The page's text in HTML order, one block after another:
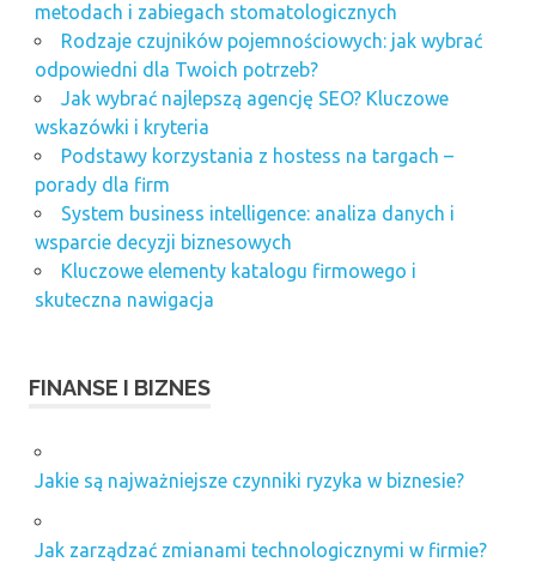
metodach i zabiegach stomatologicznych
Rodzaje czujników pojemnościowych: jak wybrać
odpowiedni dla Twoich potrzeb?
Jak wybrać najlepszą agencję SEO? Kluczowe
wskazówki i kryteria
Podstawy korzystania z hostess na targach –
porady dla firm
System business intelligence: analiza danych i
wsparcie decyzji biznesowych
Kluczowe elementy katalogu firmowego i
skuteczna nawigacja
FINANSE I BIZNES
Jakie są najważniejsze czynniki ryzyka w biznesie?
Jak zarządzać zmianami technologicznymi w firmie?